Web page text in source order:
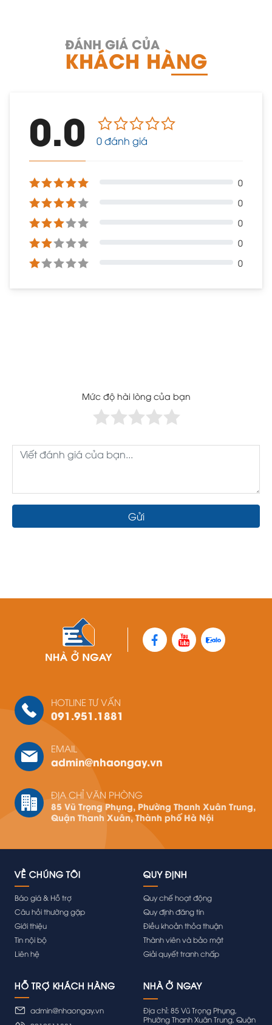
ĐÁNH GIÁ CỦA
KHÁCH HÀNG
0.0 0 đánh giá
0
0
0
0
0
Mức độ hài lòng của bạn
Gửi
HOTLINE TƯ VẤN
091.951.1881
EMAIL
admin@nhaongay.vn
ĐỊA CHỈ VĂN PHÒNG
85 Vũ Trọng Phụng, Phường Thanh Xuân Trung,
Quận Thanh Xuân, Thành phố Hà Nội
VỀ CHÚNG TÔI
Báo giá & Hỗ trợ
Câu hỏi thường gặp
Giới thiệu
Tin nội bộ
Liên hệ
QUY ĐỊNH
Quy chế hoạt động
Quy định đăng tin
Điều khoản thỏa thuận
Thành viên và bảo mật
Giải quyết tranh chấp
HỖ TRỢ KHÁCH HÀNG
admin@nhaongay.vn
Địa chỉ: 85 Vũ Trọng Phụng,
Phường Thanh Xuân Trung, Quận